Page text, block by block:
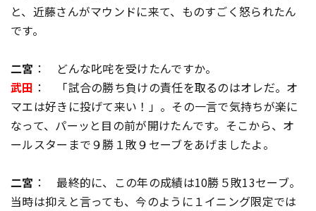
と、近藤さんがマウンドに来て、ものすごく怒られたん
です。
二宮 ： どんな叱咤を受けたんですか。
武田 ： 「試合の勝ち負けの責任を取るのはオレだ。オ
マエは好きに投げて来い！」。その一言で気持ちが楽に
なって、パーッと目の前が開けたんです。そこから、オ
ールスターまで９勝１敗９セーブをあげましたよ。
二宮 ： 最終的に、この年の成績は10勝５敗13セーブ。
当時は抑えと言っても、今のように１イニング限定では